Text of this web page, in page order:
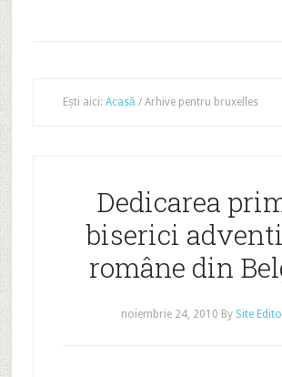
Ești aici: Acasă /Arhive pentru bruxelles
Dedicarea
biserici
române din
noiembrie 24, 2010 By Site